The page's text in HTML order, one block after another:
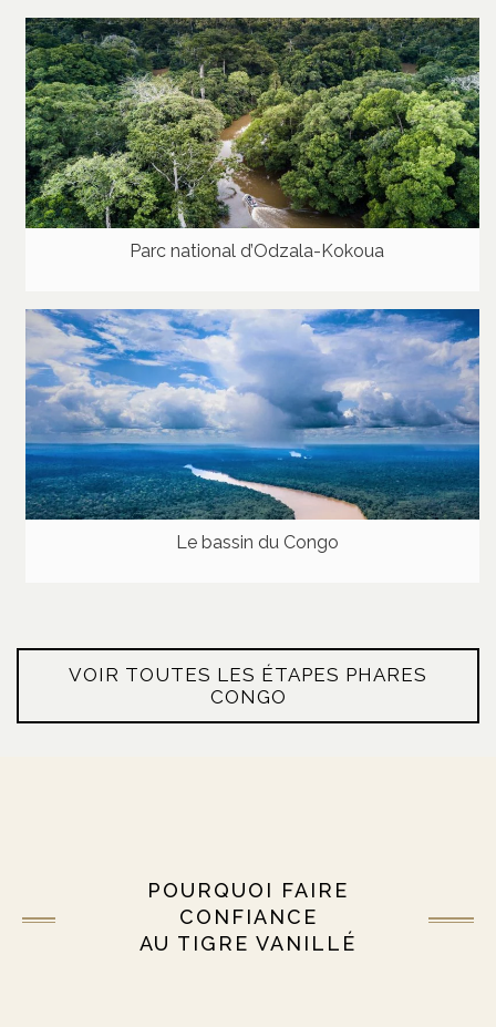
Parc national d’Odzala-Kokoua
Le bassin du Congo
VOIR TOUTES LES ÉTAPES PHARES
CONGO
POURQUOI FAIRE
CONFIANCE
AU TIGRE VANILLÉ